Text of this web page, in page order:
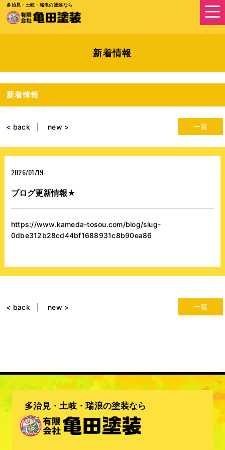
多治見・土岐・瑞浪の塗装なら
新着情報
新着情報
一覧
< back new >
2026/01/19
ブログ更新情報★
https://www.kameda-tosou.com/blog/slug-
0dbe312b28cd44bf1688931c8b90ea86
一覧
< back new >
多治見・土岐・瑞浪の塗装なら